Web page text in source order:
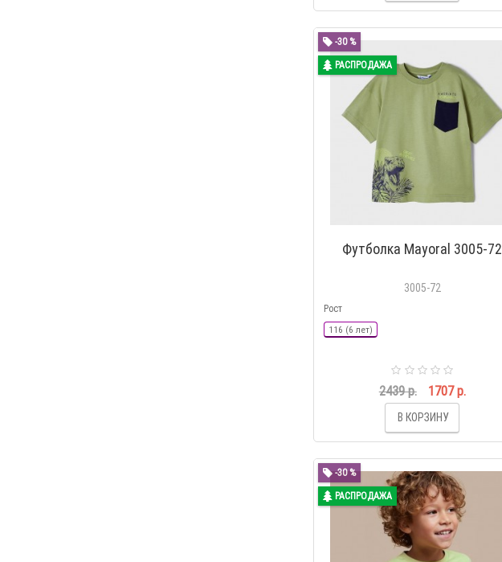
-30 %
РАСПРОДАЖА
Футболка Mayoral 3005-72
3005-72
Рост
116 (6 лет)
2439 р. 1707 р.
В КОРЗИНУ
-30 %
РАСПРОДАЖА